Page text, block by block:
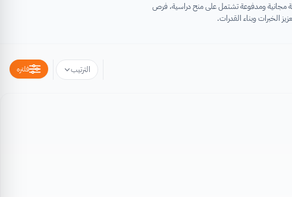
مجانية ومدفوعة تشتمل على منح دراسية، فرص
الخبرات وبناء القدرات.
الترتيب فلتره